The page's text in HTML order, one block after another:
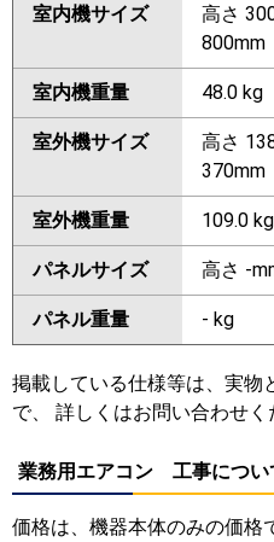
室内機サイズ
高さ
800mm
室内機重量 48.0 kg
室外機サイズ
高さ
370mm
室外機重量 109.0 kg
パネルサイズ 高さ -
パネル重量 - kg
掲載している仕様等は、実物
で、 詳しくはお問い合わせく
業務用エアコン 工事につい
価格は、機器本体のみの価格